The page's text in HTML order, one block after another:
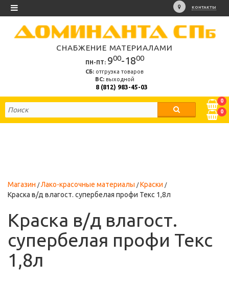
КОНТАКТЫ
СНАБЖЕНИЕ МАТЕРИАЛАМИ
ПН-ПТ: 900-1800
СБ: отгрузка товаров
ВС:выходной
8 (812) 983-45-03
0
0
Магазин Лако-красочные материалы
Краски
Краска в/д влагост. супербелая профи Текс 1,8л
Краска в/д влагост.
супербелая профи Текс
1,8л